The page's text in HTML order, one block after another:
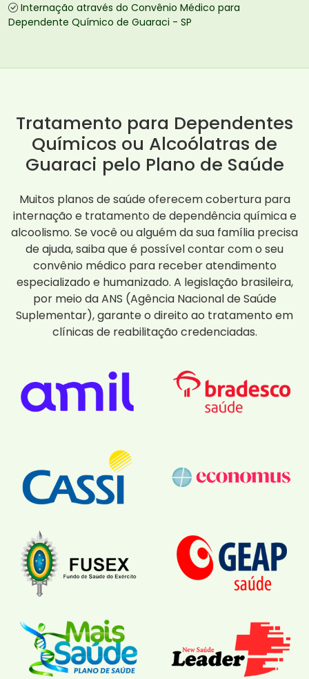
Internação através do Convênio Médico para
Dependente Químico de Guaraci - SP
Tratamento para Dependentes
Químicos ou Alcoólatras de
Guaraci pelo Plano de Saúde
Muitos planos de saúde oferecem cobertura para
internação e tratamento de dependência química e
alcoolismo. Se você ou alguém da sua família precisa
de ajuda, saiba que é possível contar com o seu
convênio médico para receber atendimento
especializado e humanizado. A legislação brasileira,
por meio da ANS (Agência Nacional de Saúde
Suplementar), garante o direito ao tratamento em
clínicas de reabilitação credenciadas.